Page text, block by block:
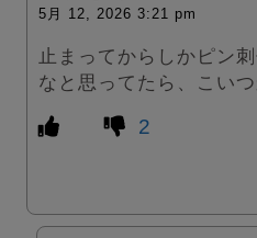
5月 12, 2026 3:21 pm
止まってからしかピン
なと思ってたら、こい
2